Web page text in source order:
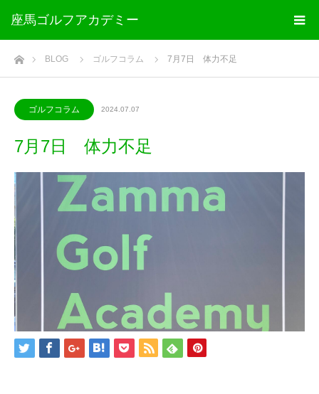
座馬ゴルフアカデミー
ホームBLOG ゴルフコラム 7月7日 体力不足
ゴルフコラム 2024.07.07
7月7日 体力不足